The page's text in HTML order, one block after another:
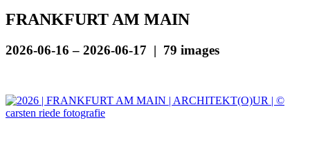
FRANKFURT AM MAIN
2026-06-16 – 2026-06-17 | 79 images